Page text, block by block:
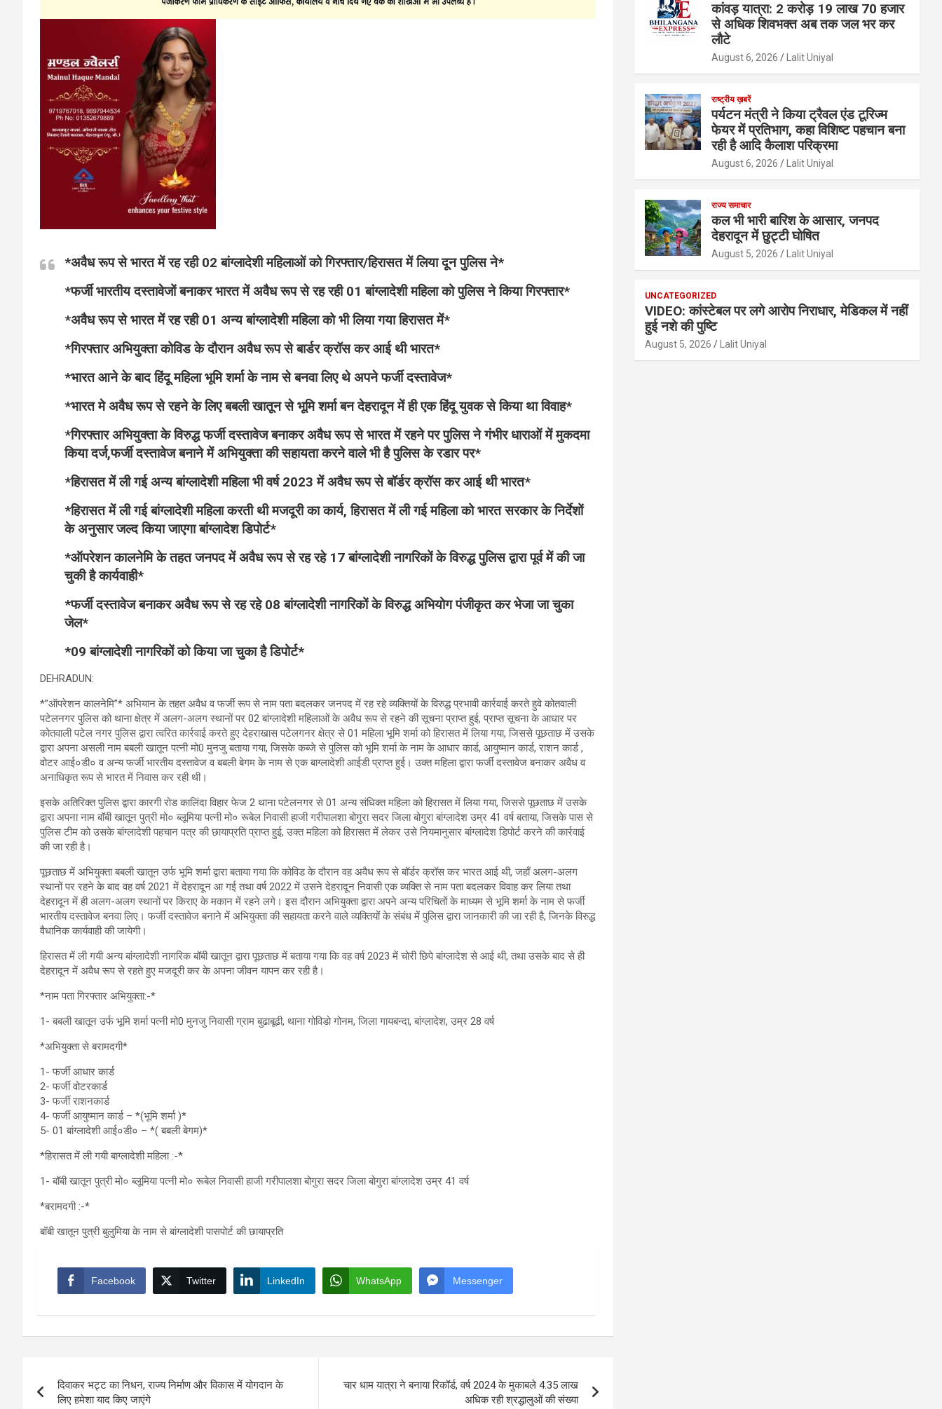
*अवैध रूप से भारत में रह रही 02 बांग्लादेशी महिलाओं को गिरफ्तार/हिरासत में लिया दून पुलिस ने*
*फर्जी भारतीय दस्तावेजों बनाकर भारत में अवैध रूप से रह रही 01 बांग्लादेशी महिला को पुलिस ने किया गिरफ्तार*
*अवैध रूप से भारत में रह रही 01 अन्य बांग्लादेशी महिला को भी लिया गया हिरासत में*
*गिरफ्तार अभियुक्ता कोविड के दौरान अवैध रूप से बार्डर क्रॉस कर आई थी भारत*
*भारत आने के बाद हिंदू महिला भूमि शर्मा के नाम से बनवा लिए थे अपने फर्जी दस्तावेज*
*भारत मे अवैध रूप से रहने के लिए बबली खातून से भूमि शर्मा बन देहरादून में ही एक हिंदू युवक से किया था विवाह*
*गिरफ्तार अभियुक्ता के विरुद्ध फर्जी दस्तावेज बनाकर अवैध रूप से भारत में रहने पर पुलिस ने गंभीर धाराओं में मुकदमा
किया दर्ज,फर्जी दस्तावेज बनाने में अभियुक्ता की सहायता करने वाले भी है पुलिस के रडार पर*
*हिरासत में ली गई अन्य बांग्लादेशी महिला भी वर्ष 2023 में अवैध रूप से बॉर्डर क्रॉस कर आई थी भारत*
*हिरासत में ली गई बांग्लादेशी महिला करती थी मजदूरी का कार्य, हिरासत में ली गई महिला को भारत सरकार के निर्देशों
के अनुसार जल्द किया जाएगा बांग्लादेश डिपोर्ट*
*ऑपरेशन कालनेमि के तहत जनपद में अवैध रूप से रह रहे 17 बांग्लादेशी नागरिकों के विरुद्ध पुलिस द्वारा पूर्व में की जा
चुकी है कार्यवाही*
*फर्जी दस्तावेज बनाकर अवैध रूप से रह रहे 08 बांग्लादेशी नागरिकों के विरुद्ध अभियोग पंजीकृत कर भेजा जा चुका
जेल*
*09 बांग्लादेशी नागरिकों को किया जा चुका है डिपोर्ट*
DEHRADUN:
*”ऑपरेशन कालनेमि”* अभियान के तहत अवैध व फर्जी रूप से नाम पता बदलकर जनपद में रह रहे व्यक्तियों के विरुद्ध प्रभावी कार्रवाई करते हुवे कोतवाली
पटेलनगर पुलिस को थाना क्षेत्र में अलग-अलग स्थानों पर 02 बांग्लादेशी महिलाओं के अवैध रूप से रहने की सूचना प्राप्त हुई, प्राप्त सूचना के आधार पर
कोतवाली पटेल नगर पुलिस द्वारा त्वरित कार्रवाई करते हुए देहराखास पटेलगनर क्षेत्र से 01 महिला भूमि शर्मा को हिरासत में लिया गया, जिससे पूछताछ में उसके
द्वारा अपना असली नाम बबली खातून पत्नी मो0 मुनजु बताया गया, जिसके कब्जे से पुलिस को भूमि शर्मा के नाम के आधार कार्ड, आयुष्मान कार्ड, राशन कार्ड ,
वोटर आई०डी० व अन्य फर्जी भारतीय दस्तावेज व बबली बेगम के नाम से एक बाग्लादेशी आईडी प्राप्त हुई। उक्त महिला द्वारा फर्जी दस्तावेज बनाकर अवैध व
अनाधिकृत रूप से भारत में निवास कर रही थी।
इसके अतिरिक्त पुलिस द्वारा कारगी रोड कालिंदा विहार फेज 2 थाना पटेलनगर से 01 अन्य संधिक्त महिला को हिरासत में लिया गया, जिससे पूछताछ में उसके
द्वारा अपना नाम बॉबी खातून पुत्री मो० ब्लूमिया पत्नी मो० रूबेल निवासी हाजी गरीपालशा बोगुरा सदर जिला बोगुरा बांग्लादेश उम्र 41 वर्ष बताया, जिसके पास से
पुलिस टीम को उसके बांग्लादेशी पहचान पत्र की छायाप्रति प्राप्त हुई, उक्त महिला को हिरासत में लेकर उसे नियमानुसार बांग्लादेश डिपोर्ट करने की कार्रवाई
की जा रही है।
पूछताछ में अभियुक्ता बबली खातून उर्फ भूमि शर्मा द्वारा बताया गया कि कोविड के दौरान वह अवैध रूप से बॉर्डर क्रॉस कर भारत आई थी, जहाँ अलग-अलग
स्थानों पर रहने के बाद वह वर्ष 2021 में देहरादून आ गई तथा वर्ष 2022 में उसने देहरादून निवासी एक व्यक्ति से नाम पता बदलकर विवाह कर लिया तथा
देहरादून में ही अलग-अलग स्थानों पर किराए के मकान में रहने लगे। इस दौरान अभियुक्ता द्वारा अपने अन्य परिचितों के माध्यम से भूमि शर्मा के नाम से फर्जी
भारतीय दस्तावेज बनवा लिए। फर्जी दस्तावेज बनाने में अभियुक्ता की सहायता करने वाले व्यक्तियों के संबंध में पुलिस द्वारा जानकारी की जा रही है, जिनके विरुद्ध
वैधानिक कार्यवाही की जायेगी।
हिरासत में ली गयी अन्य बांग्लादेशी नागरिक बॉबी खातून द्वारा पूछताछ में बताया गया कि वह वर्ष 2023 में चोरी छिपे बांग्लादेश से आई थी, तथा उसके बाद से ही
देहरादून में अवैध रूप से रहते हुए मजदूरी कर के अपना जीवन यापन कर रही है।
*नाम पता गिरफ्तार अभियुक्ता:-*
1- बबली खातून उर्फ भूमि शर्मा पत्नी मो0 मुनजु निवासी ग्राम बुढाबूढी, थाना गोविडो गोनम, जिला गायबन्दा, बांग्लादेश, उम्र 28 वर्ष
*अभियुक्ता से बरामदगी*
1- फर्जी आधार कार्ड
2- फर्जी वोटरकार्ड
3- फर्जी राशनकार्ड
4- फर्जी आयुष्मान कार्ड – *(भूमि शर्मा )*
5- 01 बांग्लादेशी आई०डी० – *( बबली बेगम)*
*हिरासत में ली गयी बाग्लादेशी महिला :-*
1- बॉबी खातून पुत्री मो० ब्लूमिया पत्नी मो० रूबेल निवासी हाजी गरीपालशा बोगुरा सदर जिला बोगुरा बांग्लादेश उम्र 41 वर्ष
*बरामदगी :-*
बॉबी खातून पुत्री बुलुमिया के नाम से बांग्लादेशी पासपोर्ट की छायाप्रति
Facebook Twitter LinkedIn WhatsApp Messenger
navigation
दिवाकर भट्ट का निधन, राज्य निर्माण और विकास में योगदान के
लिए हमेशा याद किए जाएंगे
चार धाम यात्रा ने बनाया रिकॉर्ड, वर्ष 2024 के मुकाबले 4.35 लाख
अधिक रही श्रद्धालुओं की संख्या
कांवड़ यात्रा: 2 करोड़ 19 लाख 70 हजार
से अधिक शिवभक्त अब तक जल भर कर
लौटे
August 6, 2026 Lalit Uniyal
राष्ट्रीय ख़बरें
पर्यटन मंत्री ने किया ट्रैवल एंड टूरिज्म
फेयर में प्रतिभाग, कहा विशिष्ट पहचान बना
रही है आदि कैलाश परिक्रमा
August 6, 2026 Lalit Uniyal
राज्य समाचार
कल भी भारी बारिश के आसार, जनपद
देहरादून में छुट्टी घोषित
August 5, 2026 Lalit Uniyal
UNCATEGORIZED
VIDEO: कांस्टेबल पर लगे आरोप निराधार, मेडिकल में नहीं
हुई नशे की पुष्टि
August 5, 2026 Lalit Uniyal